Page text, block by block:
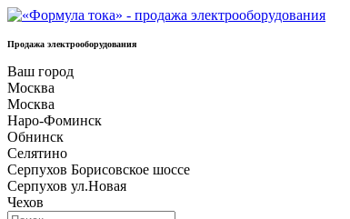
Продажа электрооборудования
Ваш город
Москва
Москва
Наро-Фоминск
Обнинск
Селятино
Серпухов Борисовское шоссе
Серпухов ул.Новая
Чехов